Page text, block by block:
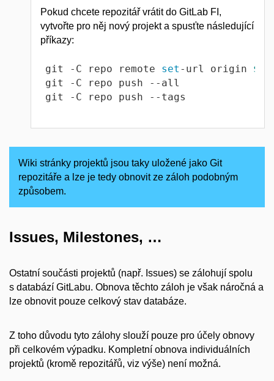
Pokud chcete repozitář vrátit do GitLab FI,
vytvořte pro něj nový projekt a spusťte následující
příkazy:
git -C repo remote set -url origin
git -C repo push --all
git -C repo push --tags
Wiki stránky projektů jsou taky uložené jako Git
repozitáře a lze je tedy obnovit ze záloh podobným
způsobem.
Issues, Milestones, …
Ostatní součásti projektů (např. Issues) se zálohují spolu
s databází GitLabu. Obnova těchto záloh je však náročná a
lze obnovit pouze celkový stav databáze.
Z toho důvodu tyto zálohy slouží pouze pro účely obnovy
při celkovém výpadku. Kompletní obnova individuálních
projektů (kromě repozitářů, viz výše) není možná.